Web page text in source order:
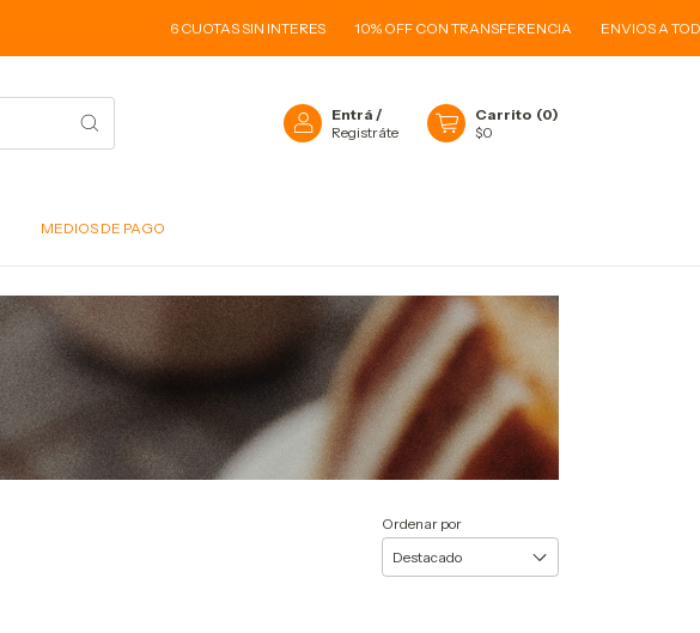
6 CUOTAS SIN INTERES 10% OFF CON TRANSFERENCIA ENVIOS A TODO EL PAÍS
Entrá /
Registráte
Carrito (0)
$0
MEDIOS DE PAGO
Ordenar por